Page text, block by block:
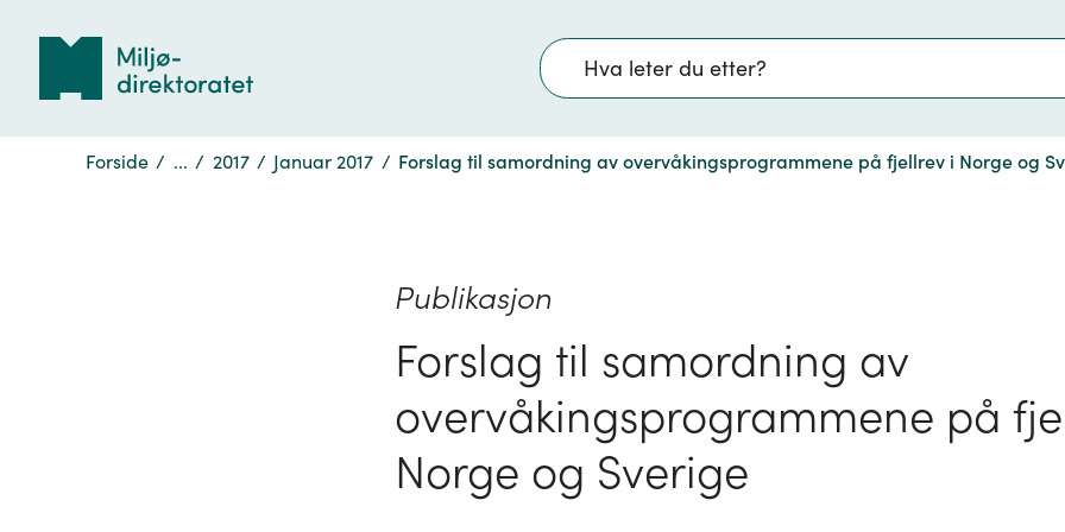
Søk
Forside / ... / 2017 / Januar 2017 / Forslag til samordning av overvåkingsprogrammene på fjellrev i Norge og
Publikasjon
Forslag til samordning av
overvåkingsprogrammene på
Norge og Sverige